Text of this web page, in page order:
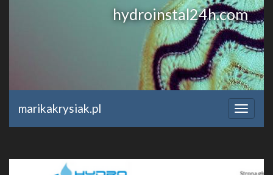
hydroinstal24h.com
marikakrysiak.pl